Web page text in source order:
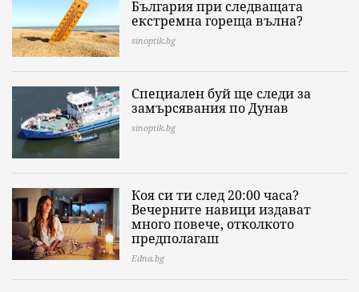
България при следващата
екстремна гореща вълна?
sinoptik.bg
Специален буй ще следи за
замърсявания по Дунав
sinoptik.bg
Коя си ти след 20:00 часа?
Вечерните навици издават
много повече, отколкото
предполагаш
Edna.bg